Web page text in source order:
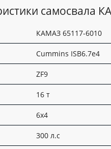
самосвала
КАМАЗ 65117-6010
Cummins ISB6.7e4
ZF9
16 т
6х4
300 л.с